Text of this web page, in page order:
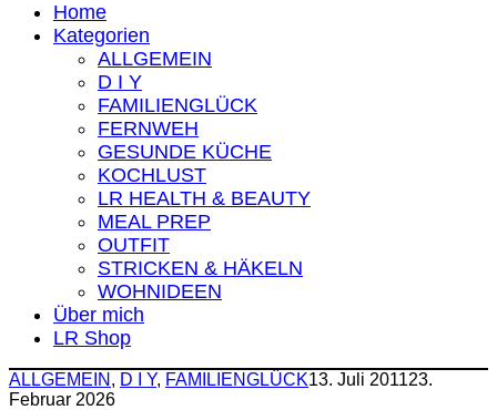
Home
Kategorien
ALLGEMEIN
D I Y
FAMILIENGLÜCK
FERNWEH
GESUNDE KÜCHE
KOCHLUST
LR HEALTH & BEAUTY
MEAL PREP
OUTFIT
STRICKEN & HÄKELN
WOHNIDEEN
Über mich
LR Shop
ALLGEMEIN , D I Y, FAMILIENGLÜCK13. Juli 201123.
Februar 2026